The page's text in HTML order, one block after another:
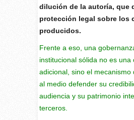
dilución de la autoría, que
protección legal sobre los
producidos.
Frente a eso, una
institucional sólida no es una
adicional, sino el mecanismo
al medio defender su
audiencia y su patrimonio
terceros.